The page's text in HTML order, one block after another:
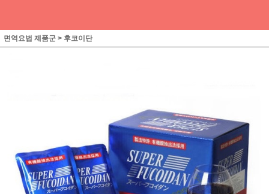
면역요법 제품군 > 후코이단